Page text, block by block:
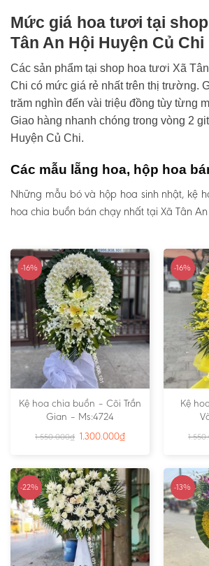
Mức giá hoa tươi tại
Tân An Hội Huyện Củ Chi
Các sản phẩm tại shop hoa tươi Xã
Chi có mức giá rẻ nhất trên thị trường.
trăm nghìn đến vài triệu đồng tùy từng
Giao hàng nhanh chóng trong vòng 2
Huyện Củ Chi.
Các mẫu lẵng hoa, hộp hoa
Những mẫu bó và hộp hoa sinh nhật, kệ
hoa chia buồn bán chạy nhất tại Xã Tân
-16%
Kệ hoa chia buồn – Cõi Trần
Gian – Ms:4724
1.550.000₫ 1.300.000₫
-16%
Kệ
-22% -13%